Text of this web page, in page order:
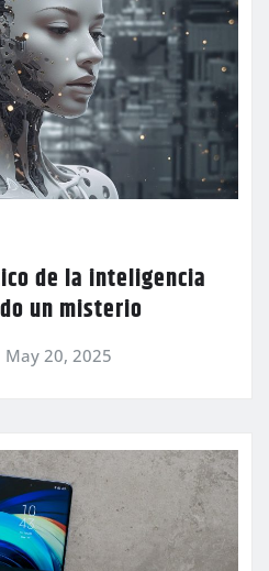
de la inteligencia
un misterio
May 20, 2025